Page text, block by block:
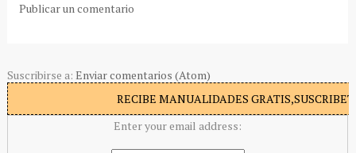
Publicar un comentario
Suscribirse a: Enviar comentarios (Atom)
RECIBE MANUALIDADES
Enter your email address: